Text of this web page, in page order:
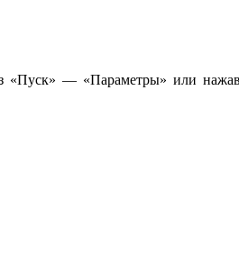
«Пуск» — «Параметры» или